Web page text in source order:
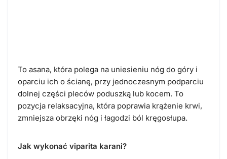
To asana, która polega na uniesieniu nóg do góry i
oparciu ich o ścianę, przy jednoczesnym podparciu
dolnej części pleców poduszką lub kocem. To
pozycja relaksacyjna, która poprawia krążenie krwi,
zmniejsza obrzęki nóg i łagodzi ból kręgosłupa.
Jak wykonać viparita karani?